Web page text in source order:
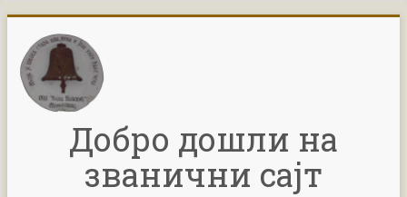
content
Добро дошли на
званични сајт